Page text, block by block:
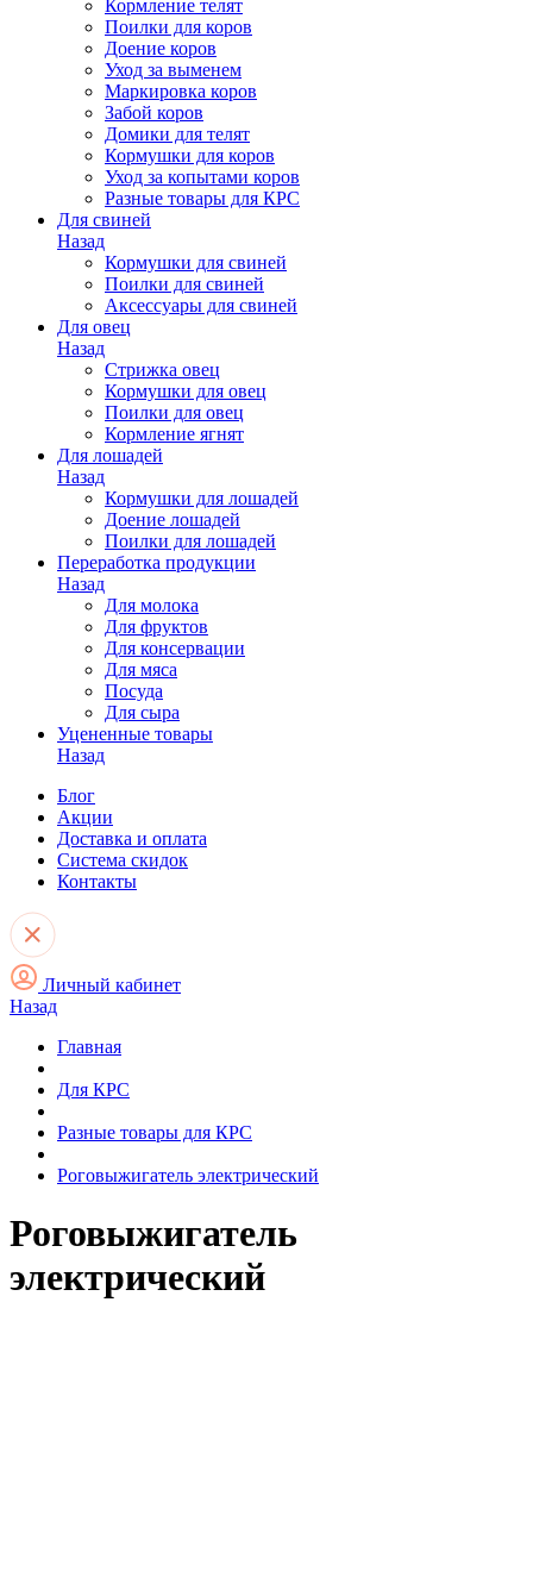
Кормление телят
Поилки для коров
Доение коров
Уход за выменем
Маркировка коров
Забой коров
Домики для телят
Кормушки для коров
Уход за копытами коров
Разные товары для КРС
Для свиней
Назад
Кормушки для свиней
Поилки для свиней
Аксессуары для свиней
Для овец
Назад
Стрижка овец
Кормушки для овец
Поилки для овец
Кормление ягнят
Для лошадей
Назад
Кормушки для лошадей
Доение лошадей
Поилки для лошадей
Переработка продукции
Назад
Для молока
Для фруктов
Для консервации
Для мяса
Посуда
Для сыра
Уцененные товары
Назад
Блог
Акции
Доставка и оплата
Система скидок
Контакты
Личный кабинет
Назад
Главная
Для КРС
Разные товары для КРС
Роговыжигатель электрический
Роговыжигатель
электрический